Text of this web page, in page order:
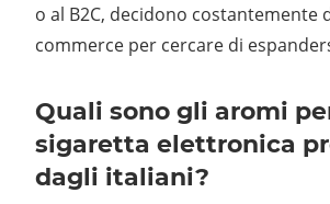
o al B2C, decidono costantemente
commerce per cercare di
Quali sono gli aromi
sigaretta elettronica
dagli italiani?